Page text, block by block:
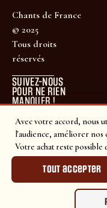
Avec votre accord, nous
l'audience, améliorer nos
Votre achat reste possible
Tout accepter
Chants de France
© 2025
Tous droits
réservés
SUIVEZ-NOUS
POUR NE RIEN
MANQUER !